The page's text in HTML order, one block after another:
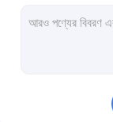
ব্যবহৃত উইন্ডিং